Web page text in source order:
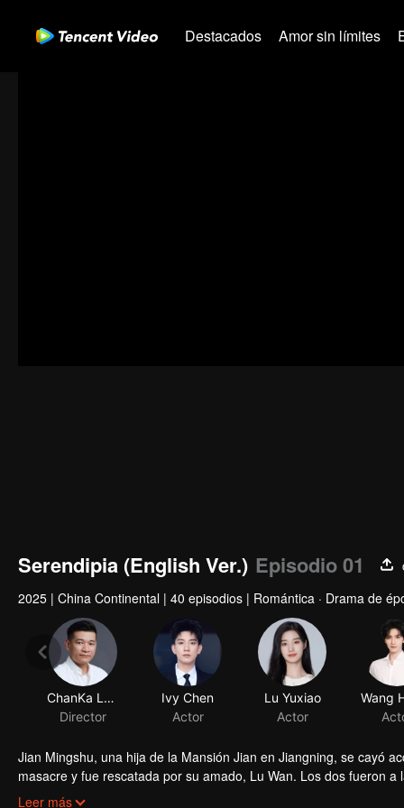
Destacados Amor sin límites
Serendipia (English Ver.) Episodio 01
2025 | China Continental | 40 episodios | Romántica · Drama de
ChanKa Lam
Director
Ivy Chen
Actor
Lu Yuxiao
Actor
Jian Mingshu, una hija de la Mansión Jian en Jiangning, se cayó
masacre y fue rescatada por su amado, Lu Wan. Los dos fueron
su identidad, entró en la casa interior para investigar y resolver el
Leer más